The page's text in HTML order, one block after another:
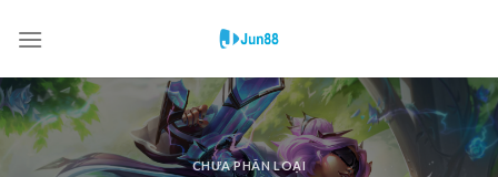
CHƯA PHÂN LOẠI